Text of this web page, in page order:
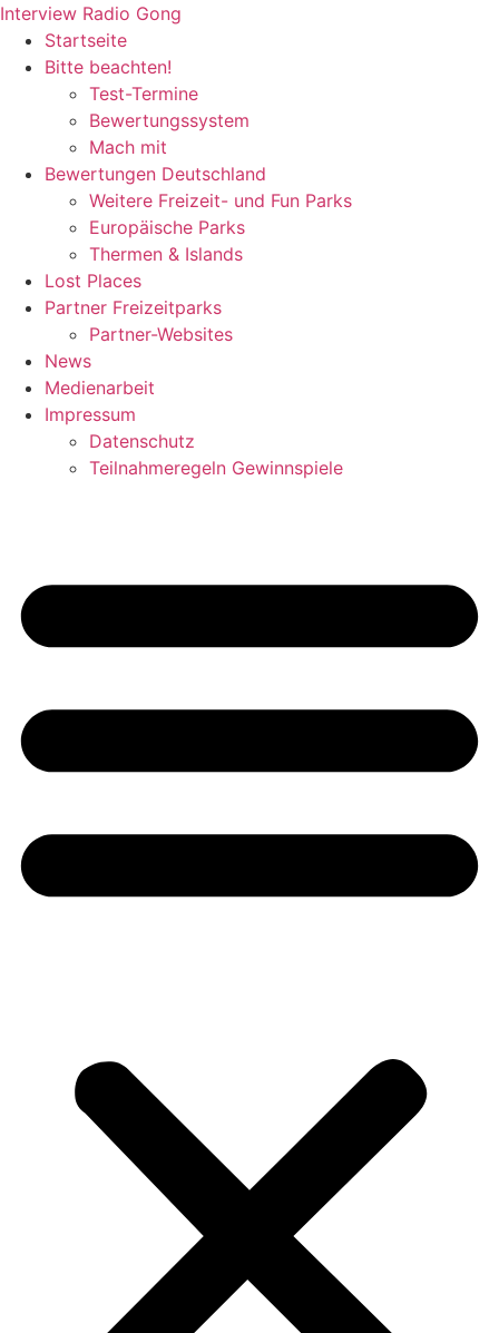
Zum
Inhalt
wechseln
Interview Radio Gong
Startseite
Bitte beachten!
Test-Termine
Bewertungssystem
Mach mit
Bewertungen Deutschland
Weitere Freizeit- und Fun Parks
Europäische Parks
Thermen & Islands
Lost Places
Partner Freizeitparks
Partner-Websites
News
Medienarbeit
Impressum
Datenschutz
Teilnahmeregeln Gewinnspiele